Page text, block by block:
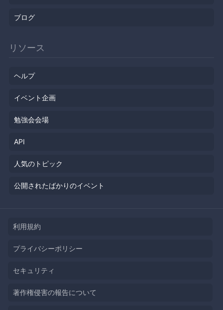
ブログ
リソース
ヘルプ
イベント企画
勉強会会場
API
人気のトピック
公開されたばかりのイベント
利用規約
プライバシーポリシー
セキュリティ
著作権侵害の報告について